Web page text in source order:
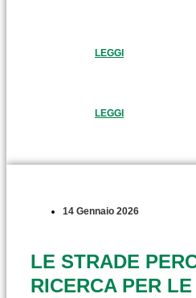
LEGGI
LEGGI
14 Gennaio 2026
LE STRADE
RICERCA PER